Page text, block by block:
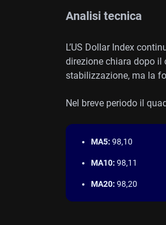
Analisi tecnica
L’US Dollar Index
direzione chiara dopo
stabilizzazione, ma la
Nel breve periodo il
MA5: 98,10
MA10: 98,11
MA20: 98,20